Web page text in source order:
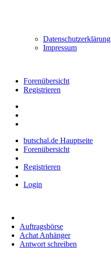
Datenschutzerklärung
Impressum
Forenübersicht
Registrieren
butschal.de Hauptseite
Forenübersicht
Registrieren
Login
Auftragsbörse
Achat Anhänger
Antwort schreiben